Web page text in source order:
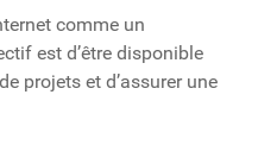
comme un
est d’être disponible
projets et d’assurer une